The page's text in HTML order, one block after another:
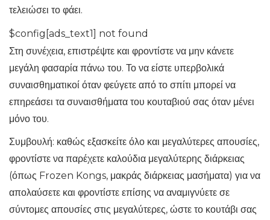
τελειώσει το φάει.
$config[ads_text1] not found
Στη συνέχεια, επιστρέψτε και φροντίστε να μην κάνετε
μεγάλη φασαρία πάνω του. Το να είστε υπερβολικά
συναισθηματικοί όταν φεύγετε από το σπίτι μπορεί να
επηρεάσει τα συναισθήματα του κουταβιού σας όταν μένει
μόνο του.
Συμβουλή: καθώς εξασκείτε όλο και μεγαλύτερες απουσίες,
φροντίστε να παρέχετε καλούδια μεγαλύτερης διάρκειας
(όπως Frozen Kongs, μακράς διάρκειας μασήματα) για να
απολαύσετε και φροντίστε επίσης να αναμιγνύετε σε
σύντομες απουσίες στις μεγαλύτερες, ώστε το κουτάβι σας